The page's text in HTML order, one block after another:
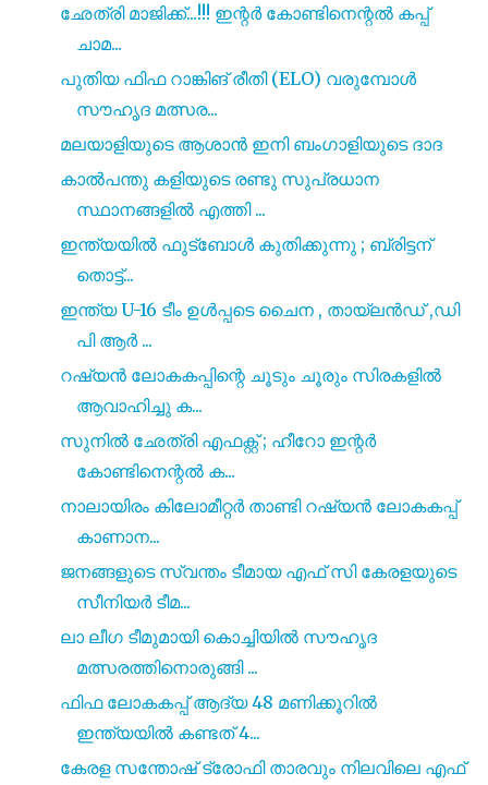
ഛേത്രി മാജിക്ക്...!!! ഇന്റർ കോണ്ടിനെന്റൽ കപ്പ്
ചാമ...
പുതിയ ഫിഫ റാങ്കിങ് രീതി (ELO) വരുമ്പോൾ
സൗഹൃദ മത്സര...
മലയാളിയുടെ ആശാൻ ഇനി ബംഗാളിയുടെ ദാദ
കാൽപന്തു കളിയുടെ രണ്ടു സുപ്രധാന
സ്ഥാനങ്ങളിൽ എത്തി ...
ഇന്ത്യയിൽ ഫുട്ബോൾ കുതിക്കുന്നു ; ബ്രിട്ടന്
തൊട്ട്...
ഇന്ത്യ U-16 ടീം ഉൾപ്പടെ ചൈന , തായ്‌ലൻഡ് ,ഡി
പി ആർ ...
റഷ്യൻ ലോകകപ്പിന്റെ ചൂടും ചൂരും സിരകളിൽ
ആവാഹിച്ചു ക...
സുനിൽ ഛേത്രി എഫക്റ്റ്‌ ; ഹീറോ ഇന്റർ
കോണ്ടിനെന്റൽ ക...
നാലായിരം കിലോമീറ്റര്‍ താണ്ടി റഷ്യൻ ലോകകപ്പ്‌
കാണാന...
ജനങ്ങളുടെ സ്വന്തം ടീമായ എഫ് സി കേരളയുടെ
സീനിയർ ടീമ...
ലാ ലീഗ ടീമുമായി കൊച്ചിയിൽ സൗഹൃദ
മത്സരത്തിനൊരുങ്ങി ...
ഫിഫ ലോകകപ്പ് ആദ്യ 48 മണിക്കൂറിൽ
ഇന്ത്യയിൽ കണ്ടത് 4...
കേരള സന്തോഷ് ട്രോഫി താരവും നിലവിലെ എഫ്